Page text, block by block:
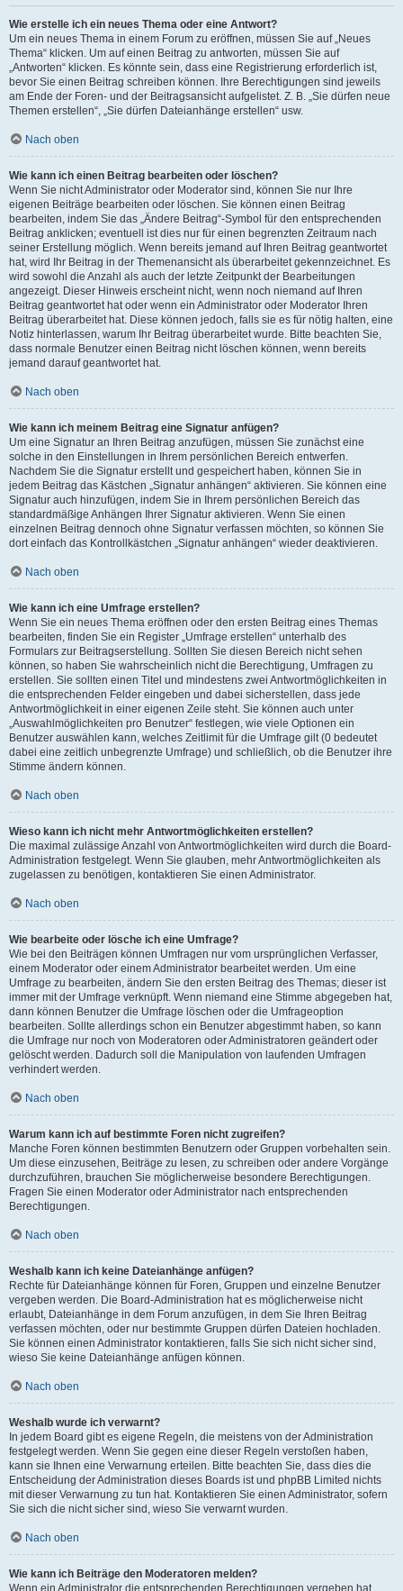
Wie erstelle ich ein neues Thema oder eine Antwort?
Um ein neues Thema in einem Forum zu eröffnen, müssen Sie auf „Neues
Thema“ klicken. Um auf einen Beitrag zu antworten, müssen Sie auf
„Antworten“ klicken. Es könnte sein, dass eine Registrierung erforderlich ist,
bevor Sie einen Beitrag schreiben können. Ihre Berechtigungen sind jeweils
am Ende der Foren- und der Beitragsansicht aufgelistet. Z. B. „Sie dürfen neue
Themen erstellen“, „Sie dürfen Dateianhänge erstellen“ usw.
Nach oben
Wie kann ich einen Beitrag bearbeiten oder löschen?
Wenn Sie nicht Administrator oder Moderator sind, können Sie nur Ihre
eigenen Beiträge bearbeiten oder löschen. Sie können einen Beitrag
bearbeiten, indem Sie das „Ändere Beitrag“-Symbol für den entsprechenden
Beitrag anklicken; eventuell ist dies nur für einen begrenzten Zeitraum nach
seiner Erstellung möglich. Wenn bereits jemand auf Ihren Beitrag geantwortet
hat, wird Ihr Beitrag in der Themenansicht als überarbeitet gekennzeichnet. Es
wird sowohl die Anzahl als auch der letzte Zeitpunkt der Bearbeitungen
angezeigt. Dieser Hinweis erscheint nicht, wenn noch niemand auf Ihren
Beitrag geantwortet hat oder wenn ein Administrator oder Moderator Ihren
Beitrag überarbeitet hat. Diese können jedoch, falls sie es für nötig halten, eine
Notiz hinterlassen, warum Ihr Beitrag überarbeitet wurde. Bitte beachten Sie,
dass normale Benutzer einen Beitrag nicht löschen können, wenn bereits
jemand darauf geantwortet hat.
Nach oben
Wie kann ich meinem Beitrag eine Signatur anfügen?
Um eine Signatur an Ihren Beitrag anzufügen, müssen Sie zunächst eine
solche in den Einstellungen in Ihrem persönlichen Bereich entwerfen.
Nachdem Sie die Signatur erstellt und gespeichert haben, können Sie in
jedem Beitrag das Kästchen „Signatur anhängen“ aktivieren. Sie können eine
Signatur auch hinzufügen, indem Sie in Ihrem persönlichen Bereich das
standardmäßige Anhängen Ihrer Signatur aktivieren. Wenn Sie einen
einzelnen Beitrag dennoch ohne Signatur verfassen möchten, so können Sie
dort einfach das Kontrollkästchen „Signatur anhängen“ wieder deaktivieren.
Nach oben
Wie kann ich eine Umfrage erstellen?
Wenn Sie ein neues Thema eröffnen oder den ersten Beitrag eines Themas
bearbeiten, finden Sie ein Register „Umfrage erstellen“ unterhalb des
Formulars zur Beitragserstellung. Sollten Sie diesen Bereich nicht sehen
können, so haben Sie wahrscheinlich nicht die Berechtigung, Umfragen zu
erstellen. Sie sollten einen Titel und mindestens zwei Antwortmöglichkeiten in
die entsprechenden Felder eingeben und dabei sicherstellen, dass jede
Antwortmöglichkeit in einer eigenen Zeile steht. Sie können auch unter
„Auswahlmöglichkeiten pro Benutzer“ festlegen, wie viele Optionen ein
Benutzer auswählen kann, welches Zeitlimit für die Umfrage gilt (0 bedeutet
dabei eine zeitlich unbegrenzte Umfrage) und schließlich, ob die Benutzer ihre
Stimme ändern können.
Nach oben
Wieso kann ich nicht mehr Antwortmöglichkeiten erstellen?
Die maximal zulässige Anzahl von Antwortmöglichkeiten wird durch die Board-
Administration festgelegt. Wenn Sie glauben, mehr Antwortmöglichkeiten als
zugelassen zu benötigen, kontaktieren Sie einen Administrator.
Nach oben
Wie bearbeite oder lösche ich eine Umfrage?
Wie bei den Beiträgen können Umfragen nur vom ursprünglichen Verfasser,
einem Moderator oder einem Administrator bearbeitet werden. Um eine
Umfrage zu bearbeiten, ändern Sie den ersten Beitrag des Themas; dieser ist
immer mit der Umfrage verknüpft. Wenn niemand eine Stimme abgegeben hat,
dann können Benutzer die Umfrage löschen oder die Umfrageoption
bearbeiten. Sollte allerdings schon ein Benutzer abgestimmt haben, so kann
die Umfrage nur noch von Moderatoren oder Administratoren geändert oder
gelöscht werden. Dadurch soll die Manipulation von laufenden Umfragen
verhindert werden.
Nach oben
Warum kann ich auf bestimmte Foren nicht zugreifen?
Manche Foren können bestimmten Benutzern oder Gruppen vorbehalten sein.
Um diese einzusehen, Beiträge zu lesen, zu schreiben oder andere Vorgänge
durchzuführen, brauchen Sie möglicherweise besondere Berechtigungen.
Fragen Sie einen Moderator oder Administrator nach entsprechenden
Berechtigungen.
Nach oben
Weshalb kann ich keine Dateianhänge anfügen?
Rechte für Dateianhänge können für Foren, Gruppen und einzelne Benutzer
vergeben werden. Die Board-Administration hat es möglicherweise nicht
erlaubt, Dateianhänge in dem Forum anzufügen, in dem Sie Ihren Beitrag
verfassen möchten, oder nur bestimmte Gruppen dürfen Dateien hochladen.
Sie können einen Administrator kontaktieren, falls Sie sich nicht sicher sind,
wieso Sie keine Dateianhänge anfügen können.
Nach oben
Weshalb wurde ich verwarnt?
In jedem Board gibt es eigene Regeln, die meistens von der Administration
festgelegt werden. Wenn Sie gegen eine dieser Regeln verstoßen haben,
kann sie Ihnen eine Verwarnung erteilen. Bitte beachten Sie, dass dies die
Entscheidung der Administration dieses Boards ist und phpBB Limited nichts
mit dieser Verwarnung zu tun hat. Kontaktieren Sie einen Administrator, sofern
Sie sich die nicht sicher sind, wieso Sie verwarnt wurden.
Nach oben
Wie kann ich Beiträge den Moderatoren melden?
Wenn ein Administrator die entsprechenden Berechtigungen vergeben hat,